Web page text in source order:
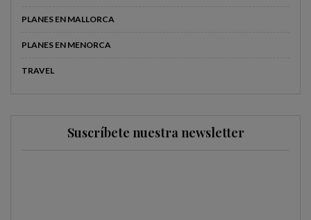
PLANES EN MALLORCA
PLANES EN MENORCA
TRAVEL
Suscríbete nuestra newsletter